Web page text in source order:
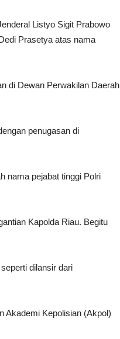
Listyo Sigit Prabowo
Prasetya atas nama
di Dewan Perwakilan Daerah
penugasan di
nama pejabat tinggi Polri
Kapolda Riau. Begitu
dilansir dari
Akademi Kepolisian (Akpol)